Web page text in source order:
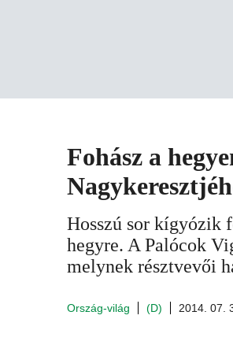
Fohász a
Hosszú sor kígyózik
hegyre. A Palócok
melynek résztvevői
Ország-világ (D) 2014. 07.